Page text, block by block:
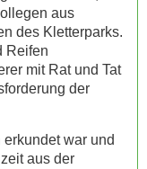
aus
des Kletterparks.
Reifen
mit Rat und Tat
der
war und
aus der